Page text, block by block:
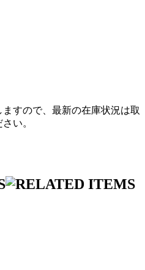
すので、最新の在庫状況は取
い。